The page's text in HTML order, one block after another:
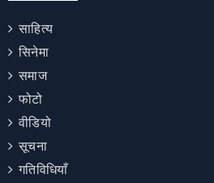
साहित्य
सिनेमा
समाज
फोटो
वीडियो
सूचना
गतिविधियाँ